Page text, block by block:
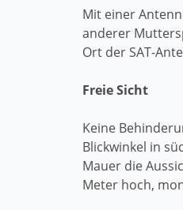
Mit einer
anderer
Ort der SAT-
Freie Sicht
Keine
Blickwinkel in
Mauer die
Meter hoch,